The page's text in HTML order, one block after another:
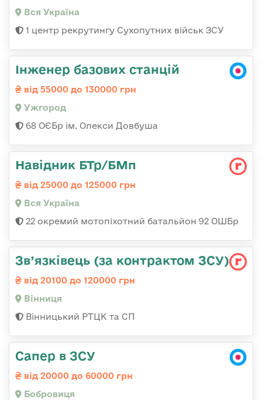
Вся Україна
1 центр рекрутингу Сухопутних військ ЗСУ
Інженер базових станцій
від 55000 до 130000 грн
Ужгород
68 ОЄБр ім. Олекси Довбуша
Навідник БТр/БМп
від 25000 до 125000 грн
Вся Україна
22 окремий мотопіхотний батальйон 92 ОШБр
Зв’язківець (за контрактом ЗСУ)
від 20100 до 120000 грн
Вінниця
Вінницький РТЦК та СП
Сапер в ЗСУ
від 20000 до 60000 грн
Бобровиця